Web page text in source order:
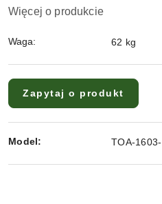
Więcej o produkcie
Waga: 62 kg
Zapytaj o produkt
Model: TOA-